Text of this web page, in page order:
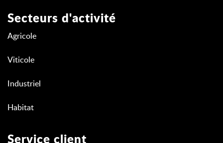
Secteurs d'activité
Agricole
Viticole
Industriel
Habitat
Service client